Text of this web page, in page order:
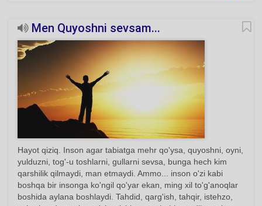
Men Quyoshni sevsam...
Hayot qiziq. Inson agar tabiatga mehr qo'ysa, quyoshni, oyni,
yulduzni, tog'-u toshlarni, gullarni sevsa, bunga hech kim
qarshilik qilmaydi, man etmaydi. Ammo... inson o'zi kabi
boshqa bir insonga ko'ngil qo'yar ekan, ming xil to'g'anoqlar
boshida aylana boshlaydi. Tahdid, qarg'ish, tahqir, istehzo,